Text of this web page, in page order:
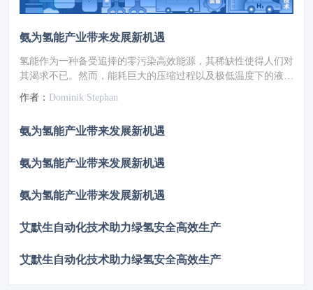
氨为氢能产业带来发展新机遇
氢能作为一种备受追捧的零污染高效能源，其稀缺性使得人们对
其渴求不已。然而，能耗巨大的压缩过程以及极低温度下的液化
环节，被视为通往氢能转型之路上的重大障碍。在此背景下，氨
成为热门的替代选项，尽管这种物质带有些许气味，但它有望成
作者： Dominik Stephan
氨为氢能产业带来发展新机遇
氨为氢能产业带来发展新机遇
氨为氢能产业带来发展新机遇
艾默生自动化技术助力绿氢安全高效生产
艾默生自动化技术助力绿氢安全高效生产